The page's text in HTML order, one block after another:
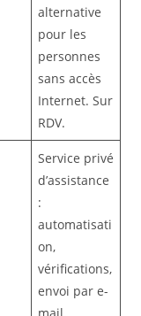
alternative
pour les
personnes
sans accès
Internet. Sur
RDV.
Service privé
d’assistance
:
automatisati
on,
vérifications,
envoi par e-